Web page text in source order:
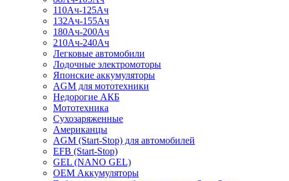
110Ач-125Ач
132Ач-155Ач
180Ач-200Ач
210Ач-240Ач
Легковые автомобили
Лодочные электромоторы
Японские аккумуляторы
AGM для мототехники
Недорогие АКБ
Мототехника
Сухозаряженные
Американцы
AGM (Start-Stop) для автомобилей
EFB (Start-Stop)
GEL (NANO GEL)
OEM Аккумуляторы